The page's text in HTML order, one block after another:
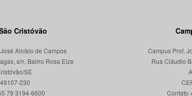
Cristóvão
Aloísio de Campos
s/n, Bairro Rosa Elze
SE
230
Campus Prof.
Rua Cláudio